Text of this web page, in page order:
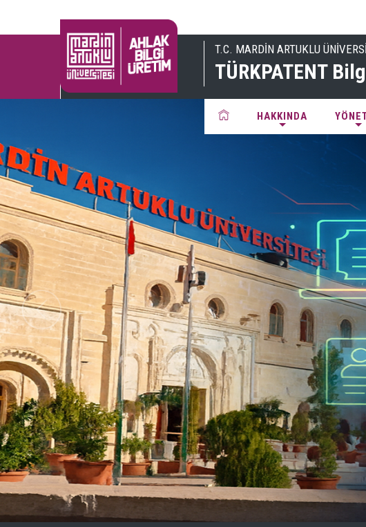
T.C. MARDİN ARTUKLU
TÜRKPATENT
HAKKINDA